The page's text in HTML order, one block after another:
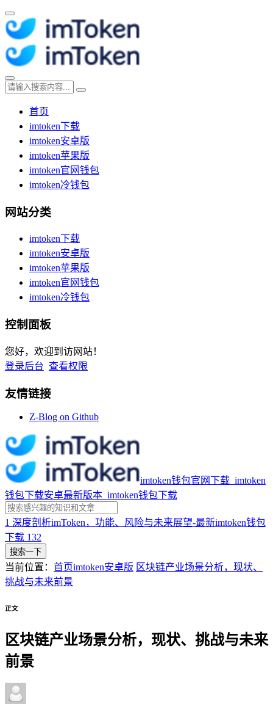
首页
imtoken下载
imtoken安卓版
imtoken苹果版
imtoken官网钱包
imtoken冷钱包
网站分类
imtoken下载
imtoken安卓版
imtoken苹果版
imtoken官网钱包
imtoken冷钱包
控制面板
您好，欢迎到访网站！
登录后台 查看权限
友情链接
Z-Blog on Github
imtoken钱包官网下载_imtoken
钱包下载安卓最新版本_imtoken钱包下载
1 深度剖析imToken，功能、风险与未来展望-最新imtoken钱包
下载 132
搜索一下
当前位置： 首页imtoken安卓版 区块链产业场景分析，现状、
挑战与未来前景
正文
区块链产业场景分析，现状、挑战与未来
前景